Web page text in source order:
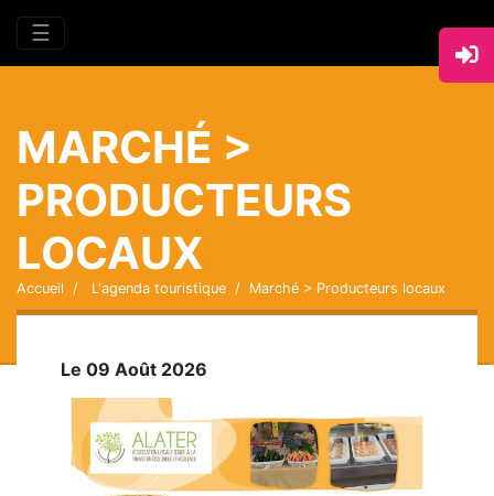
☰
MARCHÉ >
PRODUCTEURS
LOCAUX
Accueil L'agenda touristique Marché > Producteurs locaux
Le 09 Août 2026